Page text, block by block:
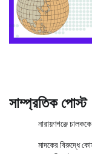
সাম্প্রতিক পোস্ট
নারায়ণগঞ্জে
মাদকের বিরুদ্ধে